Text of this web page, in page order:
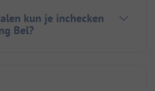
kun je inchecken
Bel?